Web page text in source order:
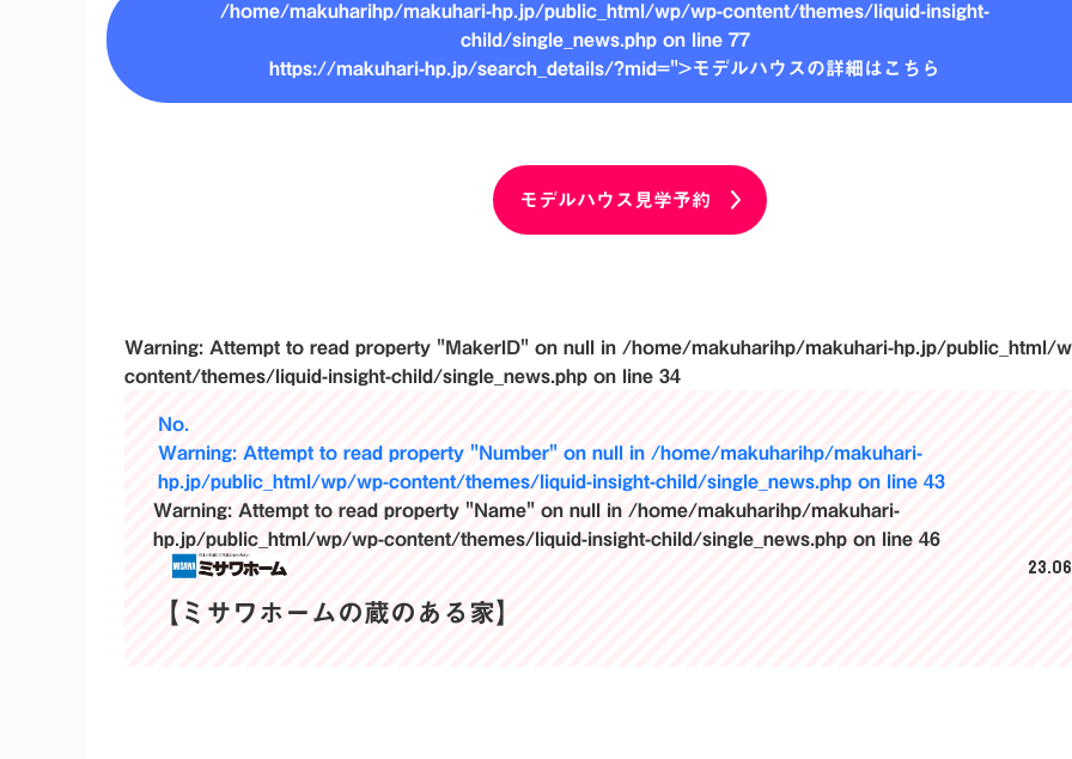
/home/makuharihp/makuhari-hp.jp/public_html/wp/wp-content/themes/liquid-insight-
child/single_news.php on line 77
https://makuhari-hp.jp/search_details/?mid=">モデルハウスの詳細はこちら
モデルハウス見学予約
Warning: Attempt to read property "MakerID" on null in /home/makuharihp/makuhari-hp.jp/public_html/
content/themes/liquid-insight-child/single_news.php on line 34
No.
Warning: Attempt to read property "Number" on null in /home/makuharihp/makuhari-
hp.jp/public_html/wp/wp-content/themes/liquid-insight-child/single_news.php on line 43
Warning: Attempt to read property "Name" on null in /home/makuharihp/makuhari-
hp.jp/public_html/wp/wp-content/themes/liquid-insight-child/single_news.php on line 46
【ミサワホームの蔵のある家】